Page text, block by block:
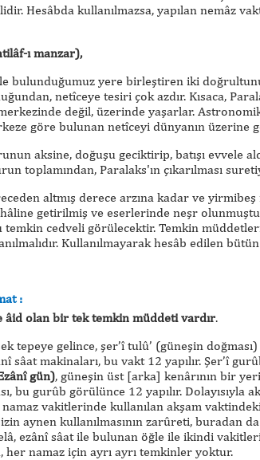
Hesâbda kullanılmazsa, yapılan nemâz
ı manzar),
bulunduğumuz yere birleştiren iki
netîceye tesiri çok azdır. Kısaca,
merkezinde değil, üzerinde yaşarlar.
göre bulunan netîceyi dünyanın üzerine
aksine, doğuşu geciktirip, batışı evvele
toplamından, Paralaks'ın çıkarılması
altmış derece arzına kadar ve
getirilmiş ve eserlerinde neşr
temkin cedveli görülecektir. Temkin
Kullanılmayarak hesâb edilen
:
olan bir tek temkin müddeti vardır.
tepeye gelince, şer’î tulû’ (güneşin
sâat makinaları, bu vakt 12 yapılır. Şer’î
gün), güneşin üst [arka] kenârının bir
bu gurûb görülünce 12 yapılır.
vakitlerinde kullanılan akşam
aynen kullanılmasının zarûreti, buradan
ezânî sâat ile bulunan öğle ile ikindi
namaz için ayrı ayrı temkinler yoktur.